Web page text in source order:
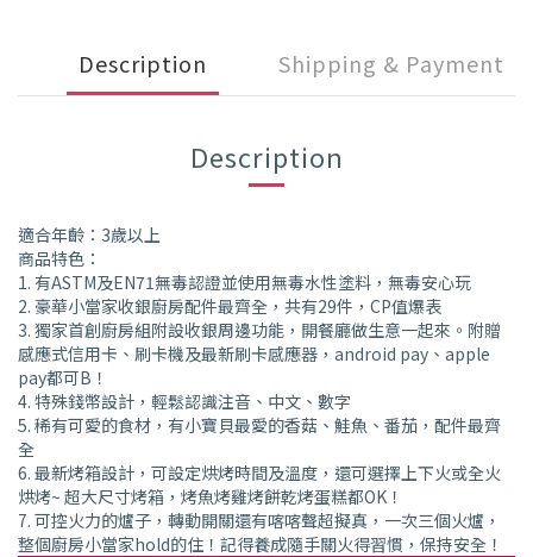
Description Shipping & Payment
Description
適合年齡：3歲以上
商品特色：
1. 有ASTM及EN71無毒認證並使用無毒水性塗料，無毒安心玩
2. 豪華小當家收銀廚房配件最齊全，共有29件，CP值爆表
3. 獨家首創廚房組附設收銀周邊功能，開餐廳做生意一起來。附贈
感應式信用卡、刷卡機及最新刷卡感應器，android pay、apple
pay都可B！
4. 特殊錢幣設計，輕鬆認識注音、中文、數字
5. 稀有可愛的食材，有小寶貝最愛的香菇、鮭魚、番茄，配件最齊
全
6. 最新烤箱設計，可設定烘烤時間及溫度，還可選擇上下火或全火
烘烤~ 超大尺寸烤箱，烤魚烤雞烤餅乾烤蛋糕都OK！
7. 可控火力的爐子，轉動開關還有喀喀聲超擬真，一次三個火爐，
整個廚房小當家hold的住！記得養成隨手關火得習慣，保持安全！